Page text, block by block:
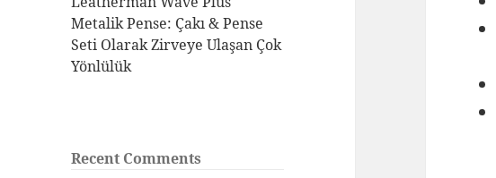
Metalik Pense: Çakı & Pense
Seti Olarak Zirveye Ulaşan Çok
Yönlülük
Recent Comments